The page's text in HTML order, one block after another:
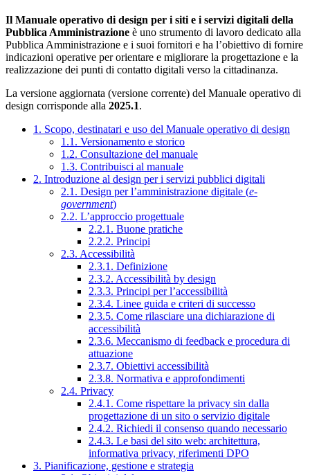
Il Manuale operativo di design per i siti e i servizi digitali della
Pubblica Amministrazione è uno strumento di lavoro dedicato alla
Pubblica Amministrazione e i suoi fornitori e ha l’obiettivo di fornire
indicazioni operative per orientare e migliorare la progettazione e la
realizzazione dei punti di contatto digitali verso la cittadinanza.
La versione aggiornata (versione corrente) del Manuale operativo di
design corrisponde alla 2025.1.
1. Scopo, destinatari e uso del Manuale operativo di design
1.1. Versionamento e storico
1.2. Consultazione del manuale
1.3. Contribuisci al manuale
2. Introduzione al design per i servizi pubblici digitali
2.1. Design per l’amministrazione digitale (e-
government)
2.2. L’approccio progettuale
2.2.1. Buone pratiche
2.2.2. Principi
2.3. Accessibilità
2.3.1. Definizione
2.3.2. Accessibilità by design
2.3.3. Principi per l’accessibilità
2.3.4. Linee guida e criteri di successo
2.3.5. Come rilasciare una dichiarazione di
accessibilità
2.3.6. Meccanismo di feedback e procedura di
attuazione
2.3.7. Obiettivi accessibilità
2.3.8. Normativa e approfondimenti
2.4. Privacy
2.4.1. Come rispettare la privacy sin dalla
progettazione di un sito o servizio digitale
2.4.2. Richiedi il consenso quando necessario
2.4.3. Le basi del sito web: architettura,
informativa privacy, riferimenti DPO
3. Pianificazione, gestione e strategia